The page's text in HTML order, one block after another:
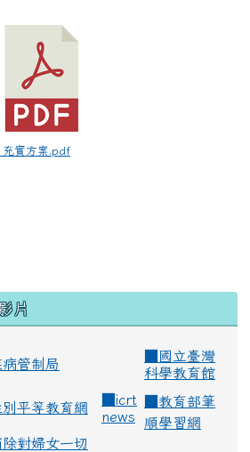
充實方案.pdf
片
病管制局
國立臺灣
科學教育館
別平等教育網
icrt
news
教育部筆
順學習網
除對婦女一切